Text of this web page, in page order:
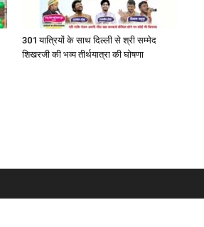
301 यात्रियों के साथ दिल्ली से श्री सम्मेद
शिखरजी की भव्य तीर्थयात्रा की घोषणा